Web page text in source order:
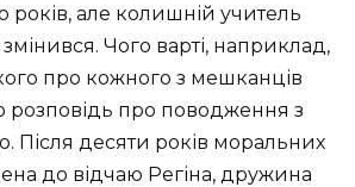
років, але колишній учитель
Чого варті, наприклад,
про кожного з мешканців
розповідь про поводження з
Після десяти років моральних
до відчаю Регіна, дружина